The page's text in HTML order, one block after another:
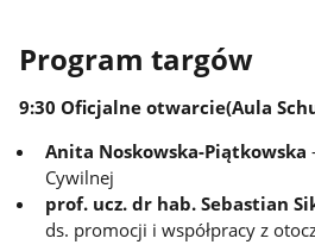
Program targów
9:30 Oficjalne otwarcie(Aula
Anita Noskowska-Piątkowska
Cywilnej
prof. ucz. dr hab. Sebastian
ds. promocji i współpracy z